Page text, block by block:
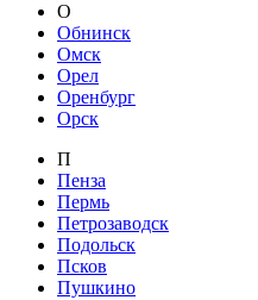
О
Обнинск
Омск
Орел
Оренбург
Орск
П
Пенза
Пермь
Петрозаводск
Подольск
Псков
Пушкино